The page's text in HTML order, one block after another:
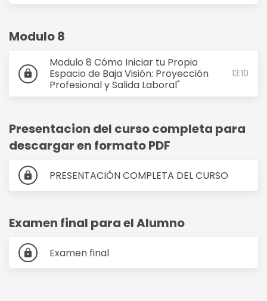
Modulo 8
lock
Modulo 8 Cómo Iniciar tu Propio
Espacio de Baja Visión: Proyección
Profesional y Salida Laboral"
13:10
Presentacion del curso completa para
descargar en formato PDF
lock PRESENTACIÓN COMPLETA DEL CURSO
Examen final para el Alumno
lock Examen final